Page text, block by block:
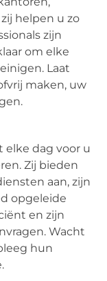
helpen u zo
zijn
om elke
Laat
maken, uw
elke dag voor u
Zij bieden
aan, zijn
opgeleide
en zijn
Wacht
hun